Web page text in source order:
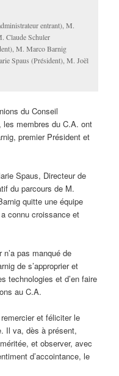
entrant), M.
Claude Schuler
M. Marco Barnig
Spaus (Président), M. Joël
du Conseil
les membres du C.A. ont
premier Président et
Spaus, Directeur de
du parcours de M.
quitte une équipe
connu croissance et
pas manqué de
de s’approprier et
technologies et d’en faire
au C.A.
et féliciter le
Il va, dès à présent,
et observer, avec
d’accointance, le